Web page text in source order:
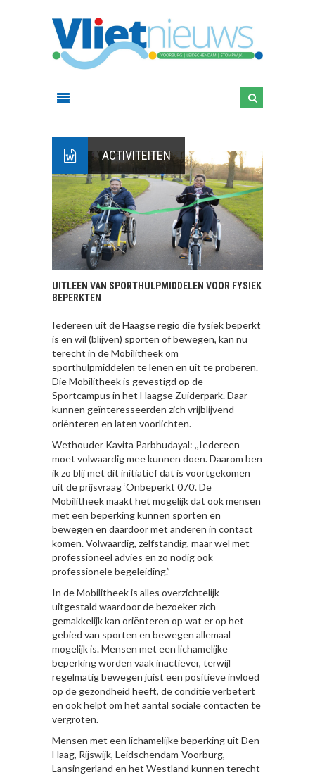
ACTIVITEITEN
UITLEEN VAN SPORTHULPMIDDELEN VOOR FYSIEK
BEPERKTEN
Iedereen uit de Haagse regio die fysiek beperkt
is en wil (blijven) sporten of bewegen, kan nu
terecht in de Mobilitheek om
sporthulpmiddelen te lenen en uit te proberen.
Die Mobilitheek is gevestigd op de
Sportcampus in het Haagse Zuiderpark. Daar
kunnen geïnteresseerden zich vrijblijvend
oriënteren en laten voorlichten.
Wethouder Kavita Parbhudayal: ,,Iedereen
moet volwaardig mee kunnen doen. Daarom ben
ik zo blij met dit initiatief dat is voortgekomen
uit de prijsvraag ‘Onbeperkt 070’. De
Mobilitheek maakt het mogelijk dat ook mensen
met een beperking kunnen sporten en
bewegen en daardoor met anderen in contact
komen. Volwaardig, zelfstandig, maar wel met
professioneel advies en zo nodig ook
professionele begeleiding.”
In de Mobilitheek is alles overzichtelijk
uitgestald waardoor de bezoeker zich
gemakkelijk kan oriënteren op wat er op het
gebied van sporten en bewegen allemaal
mogelijk is. Mensen met een lichamelijke
beperking worden vaak inactiever, terwijl
regelmatig bewegen juist een positieve invloed
op de gezondheid heeft, de conditie verbetert
en ook helpt om het aantal sociale contacten te
vergroten.
Mensen met een lichamelijke beperking uit Den
Haag, Rijswijk, Leidschendam-Voorburg,
Lansingerland en het Westland kunnen terecht